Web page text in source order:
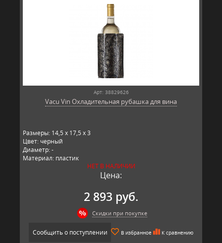
Арт: 38829626
Vacu Vin Охладительная рубашка для вина
Размеры: 14,5 x 17,5 x 3
Цвет: черный
Диаметр: -
Материал: пластик
Производитель: Vacu Vin, Нидерланды
НЕТ В НАЛИЧИИ
Цена:
2 893 руб.
Скидки при покупке
Сообщить о поступлении В избранное К сравнению